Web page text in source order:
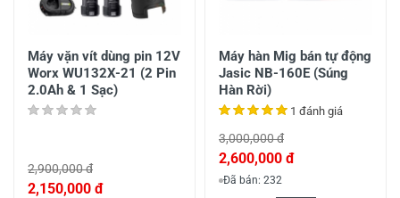
Máy vặn vít dùng pin 12V
Worx WU132X-21 (2 Pin
2.0Ah & 1 Sạc)
2,900,000 đ
2,150,000 đ
Máy hàn Mig bán tự động
Jasic NB-160E (Súng
Hàn Rời)
1 đánh giá
3,000,000 đ
2,600,000 đ
Đã bán: 232